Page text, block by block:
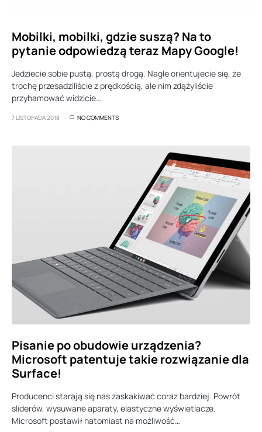
Mobilki, mobilki, gdzie suszą? Na to
pytanie odpowiedzą teraz Mapy Google!
Jedziecie sobie pustą, prostą drogą. Nagle orientujecie się, że
trochę przesadziliście z prędkością, ale nim zdążyliście
przyhamować widzicie…
7 LISTOPADA 2018 NO COMMENTS
Pisanie po obudowie urządzenia?
Microsoft patentuje takie rozwiązanie dla
Surface!
Producenci starają się nas zaskakiwać coraz bardziej. Powrót
sliderów, wysuwane aparaty, elastyczne wyświetlacze.
Microsoft postawił natomiast na możliwość…